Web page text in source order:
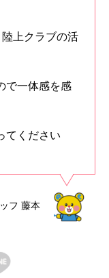
上クラブの活
で一体感を感
てください
フ 藤本